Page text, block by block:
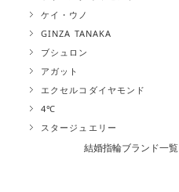
ケイ・ウノ
GINZA TANAKA
ブシュロン
アガット
エクセルコダイヤモンド
4℃
スタージュエリー
結婚指輪ブランド一覧